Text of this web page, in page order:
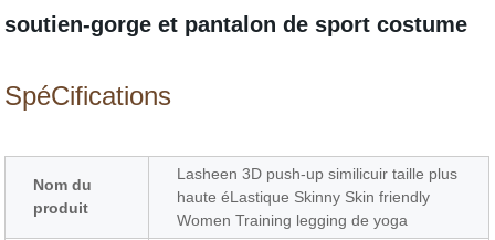
soutien-gorge et pantalon de sport costume
SpéCifications
Nom du
produit
Lasheen 3D push-up similicuir taille plus
haute éLastique Skinny Skin friendly
Women Training legging de yoga